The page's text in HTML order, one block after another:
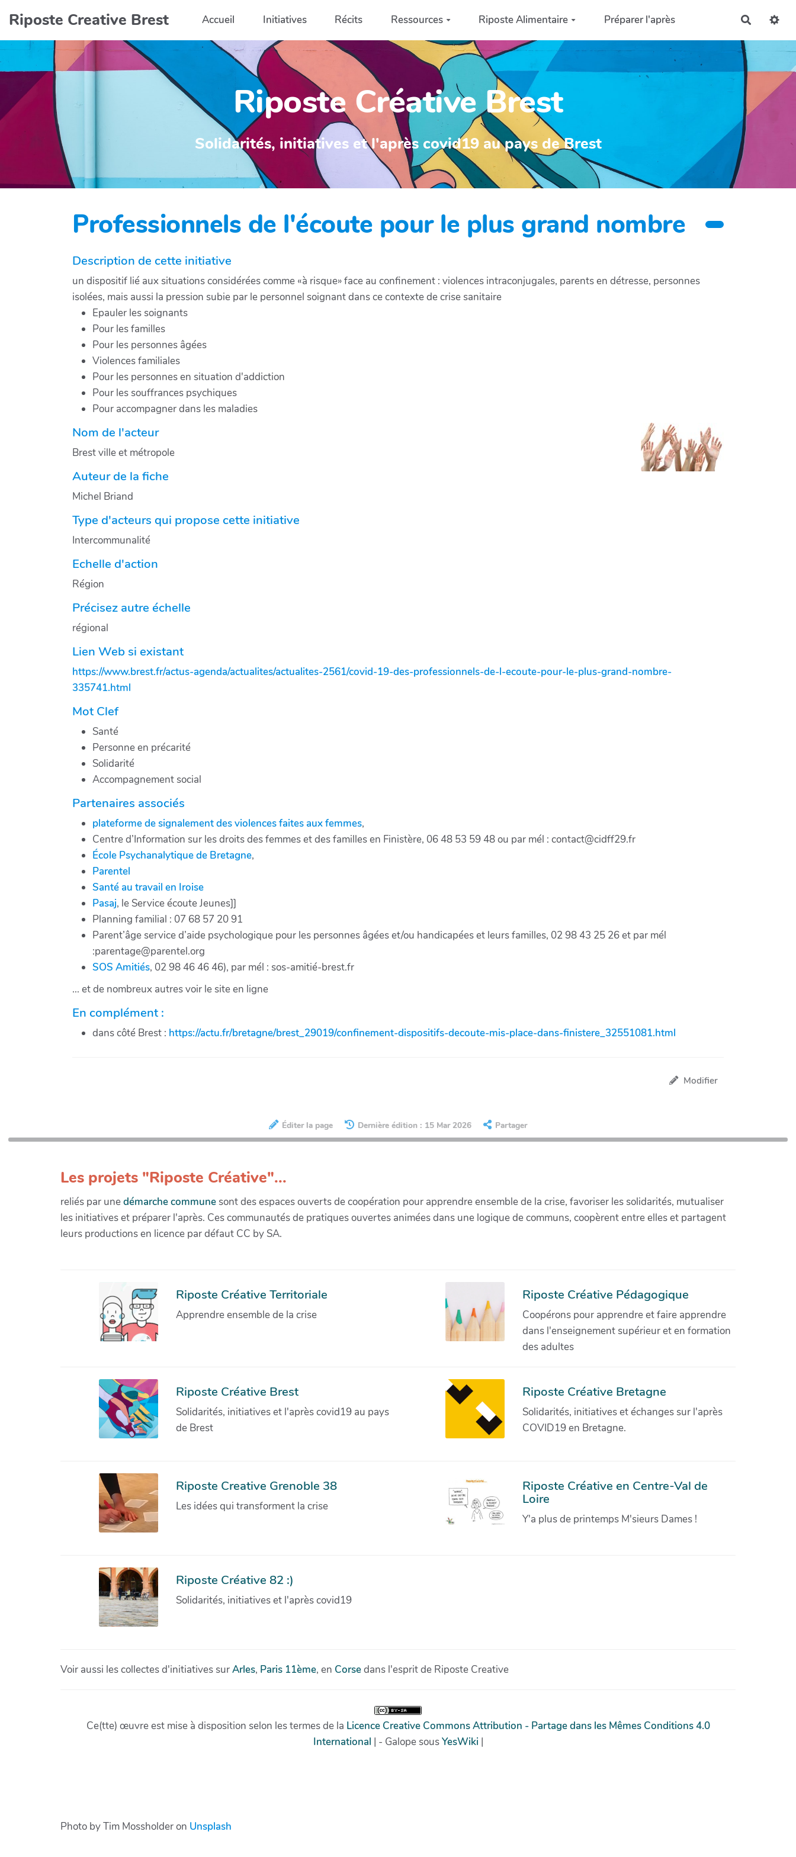
Aller au contenu principal
Riposte Creative Brest Accueil Initiatives Récits Ressources Riposte Alimentaire Préparer l'après
Riposte Créative Brest
Solidarités, initiatives et l'après covid19 au pays de Brest
Professionnels de l'écoute pour le plus grand nombre
Description de cette initiative
un dispositif lié aux situations considérées comme «à risque» face au confinement : violences intraconjugales, parents en détresse, personnes
isolées, mais aussi la pression subie par le personnel soignant dans ce contexte de crise sanitaire
Epauler les soignants
Pour les familles
Pour les personnes âgées
Violences familiales
Pour les personnes en situation d'addiction
Pour les souffrances psychiques
Pour accompagner dans les maladies
Nom de l'acteur
Brest ville et métropole
Auteur de la fiche
Michel Briand
Type d'acteurs qui propose cette initiative
Intercommunalité
Echelle d'action
Région
Précisez autre échelle
régional
Lien Web si existant
https://www.brest.fr/actus-agenda/actualites/actualites-2561/covid-19-des-professionnels-de-l-ecoute-pour-le-plus-grand-nombre-
335741.html
Mot Clef
Santé
Personne en précarité
Solidarité
Accompagnement social
Partenaires associés
plateforme de signalement des violences faites aux femmes,
Centre d’Information sur les droits des femmes et des familles en Finistère, 06 48 53 59 48 ou par mél : contact@cidff29.fr
École Psychanalytique de Bretagne,
Parentel
Santé au travail en Iroise
Pasaj, le Service écoute Jeunes]]
Planning familial : 07 68 57 20 91
Parent’âge service d’aide psychologique pour les personnes âgées et/ou handicapées et leurs familles, 02 98 43 25 26 et par mél
:parentage@parentel.org
SOS Amitiés, 02 98 46 46 46), par mél : sos-amitié-brest.fr
... et de nombreux autres voir le site en ligne
En complément :
dans côté Brest : https://actu.fr/bretagne/brest_29019/confinement-dispositifs-decoute-mis-place-dans-finistere_32551081.html
Modifier
Éditer la page Dernière édition : 15 Mar 2026 Partager
Photo by Tim Mossholder on Unsplash